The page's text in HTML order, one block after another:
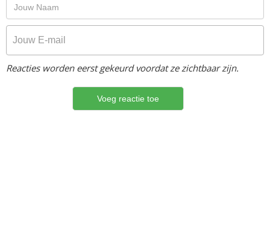
Reacties worden eerst gekeurd voordat ze zichtbaar zijn.